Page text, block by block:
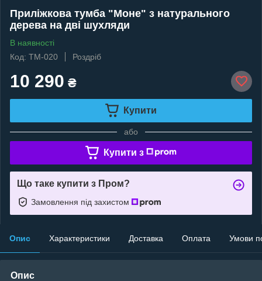
Приліжкова тумба "Моне" з натурального
дерева на дві шухляди
В наявності
Код: TM-020
Роздріб
10 290 ₴
Купити
або
Купити з
Що таке купити з Пром?
Замовлення під захистом
Опис Характеристики Доставка Оплата Умови
Опис